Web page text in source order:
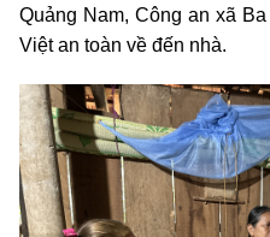
Quảng Nam, Công an xã
Việt an toàn về đến nhà.